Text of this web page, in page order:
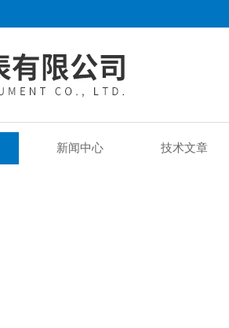
新闻中心 技术文章